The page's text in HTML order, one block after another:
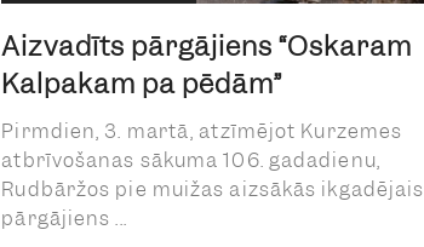
Aizvadīts pārgājiens “Oskaram
Kalpakam pa pēdām”
Pirmdien, 3. martā, atzīmējot Kurzemes
atbrīvošanas sākuma 106. gadadienu,
Rudbāržos pie muižas aizsākās ikgadējais
pārgājiens ...